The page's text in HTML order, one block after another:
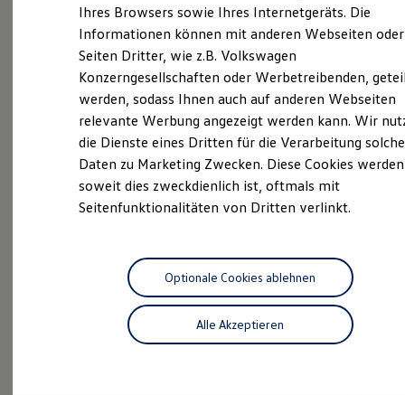
Fahrerassistenz- und Sicherheitssysteme
Kontrollleuchten
Kurzfahrprofile und Ölverdünnung
Batterieverordnung
XTL-Dieselkraftstoff
Ersatzteile und Betriebsflüssigkeiten
Original Zubehör und Lifestyle Produkte
myVolkswagen Business
Elektrisch & Autonom
Elektro - & Hybridfahrzeuge
Klimafreundlicher Strom
Ladezeitensimulator
Ladelösungen für Privatkunden
Ladelösungen für Gewerbekunden
Wallbox und Ladekabel
Bidirektionales Laden
Förderung & Kosten der Elektrofahrzeuge
Neuwagen Caddy - Multivan -
California
ID.
Service
ServicePlus
Volkswagen Economy
Service
Ihres Browsers sowie Ihres Internetgeräts. Die
Informationen können mit anderen Webseiten oder
Seiten Dritter, wie z.B. Volkswagen
Konzerngesellschaften oder Werbetreibenden,
werden, sodass Ihnen auch auf anderen Webseiten
relevante Werbung angezeigt werden kann. Wir
die Dienste eines Dritten für die Verarbeitung
Daten zu Marketing Zwecken. Diese Cookies
soweit dies zweckdienlich ist, oftmals mit
Seitenfunktionalitäten von Dritten verlinkt.
Alle Akzeptieren
Optionale Cookies ablehnen